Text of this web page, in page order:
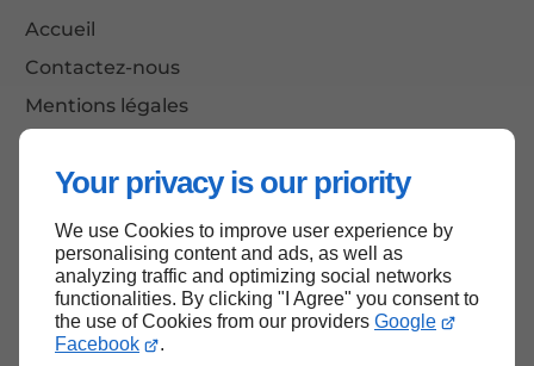
Your privacy is our priority
We use Cookies to improve user experience by
personalising content and ads, as well as
analyzing traffic and optimizing social networks
functionalities. By clicking "I Agree" you consent to
the use of Cookies from our providers Google
Facebook
.
Accueil
Contactez-nous
Mentions légales
Haut de page